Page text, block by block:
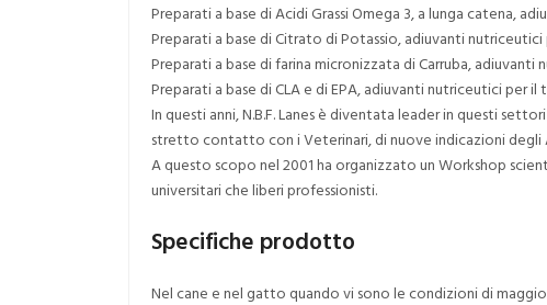
Preparati a base di Acidi Grassi Omega 3, a lunga catena,
Preparati a base di Citrato di Potassio, adiuvanti
Preparati a base di farina micronizzata di Carruba,
Preparati a base di CLA e di EPA, adiuvanti nutriceutici per
In questi anni, N.B.F. Lanes è diventata leader in questi
stretto contatto con i Veterinari, di nuove indicazioni degli
A questo scopo nel 2001 ha organizzato un Workshop
universitari che liberi professionisti.
Specifiche prodotto
Nel cane e nel gatto quando vi sono le condizioni di